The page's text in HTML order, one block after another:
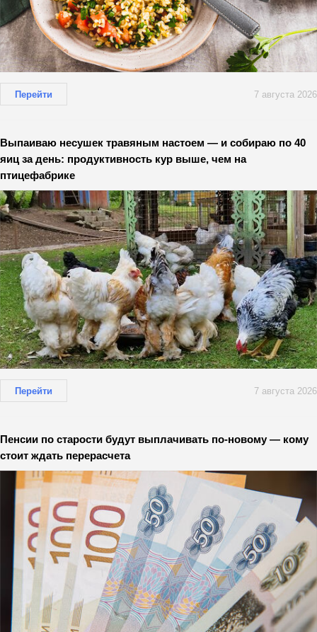
Перейти 7 августа 2026
Выпаиваю несушек травяным настоем — и собираю по 40
яиц за день: продуктивность кур выше, чем на
птицефабрике
Перейти 7 августа 2026
Пенсии по старости будут выплачивать по-новому — кому
стоит ждать перерасчета